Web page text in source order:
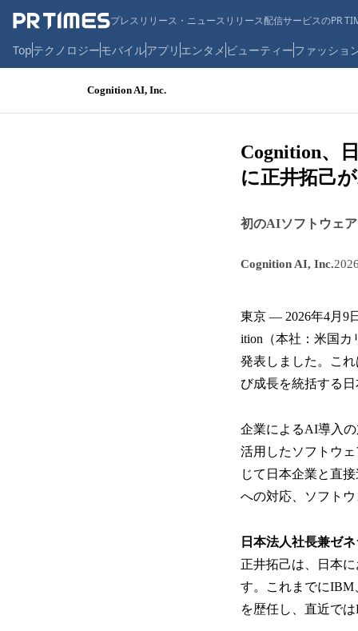
プレスリリース・ニュースリリース配信サービスのPR
Topテクノロジーモバイルアプリ エンタメ ビューティーファッショ
Cognition AI, Inc.
Cognition、
に正井拓己
初のAIソフトウェ
Cognition AI, Inc.
東京 — 2026年4月9
ition（本社：米国カ
発表しました。こ
び成長を統括する
企業によるAI導入
活用したソフトウ
じて日本企業と直
への対応、ソフト
日本法人社長兼ゼ
正井拓己は、日本
す。これまでにIBM
を歴任し、直近で